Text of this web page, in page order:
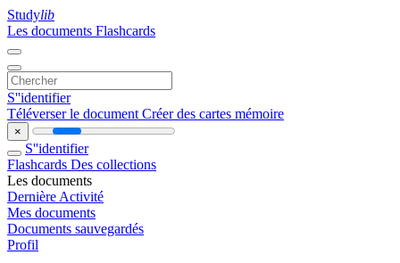
Studylib
Les documents Flashcards
S''identifier
Téléverser le document Créer des cartes mémoire
×
S''identifier
Flashcards Des collections
Les documents
Dernière Activité
Mes documents
Documents sauvegardés
Profil